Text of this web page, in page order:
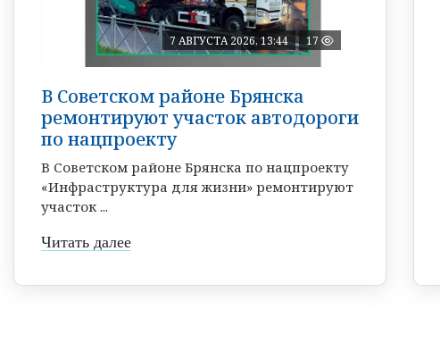
7 АВГУСТА 2026, 13:44 17
В Советском районе Брянска
ремонтируют участок автодороги
по нацпроекту
В Советском районе Брянска по нацпроекту
«Инфраструктура для жизни» ремонтируют
участок ...
Читать далее